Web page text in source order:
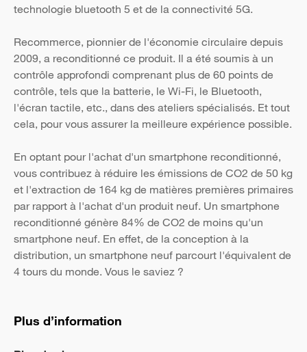
technologie bluetooth 5 et de la connectivité 5G.
Recommerce, pionnier de l'économie circulaire depuis
2009, a reconditionné ce produit. Il a été soumis à un
contrôle approfondi comprenant plus de 60 points de
contrôle, tels que la batterie, le Wi-Fi, le Bluetooth,
l'écran tactile, etc., dans des ateliers spécialisés. Et tout
cela, pour vous assurer la meilleure expérience possible.
En optant pour l'achat d'un smartphone reconditionné,
vous contribuez à réduire les émissions de CO2 de 50 kg
et l'extraction de 164 kg de matières premières primaires
par rapport à l'achat d'un produit neuf. Un smartphone
reconditionné génère 84% de CO2 de moins qu'un
smartphone neuf. En effet, de la conception à la
distribution, un smartphone neuf parcourt l'équivalent de
4 tours du monde. Vous le saviez ?
Plus d’information